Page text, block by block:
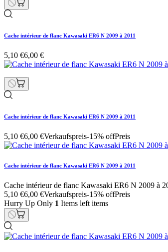
Cache intérieur de flanc Kawasaki ER6 N 2009 à 2011
5,10 €6,00 €
Cache intérieur de flanc Kawasaki ER6 N 2009 à 2011
5,10 €6,00 €Verkaufspreis-15% offPreis
Cache intérieur de flanc Kawasaki ER6 N 2009 à 2011
Cache intérieur de flanc Kawasaki ER6 N 2009 à
5,10 €6,00 €Verkaufspreis-15% offPreis
Hurry Up Only 1 Items left items